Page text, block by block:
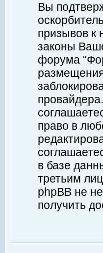
Вы
призывов к
законы
форума
право в
в базе
третьим
phpBB не
получить